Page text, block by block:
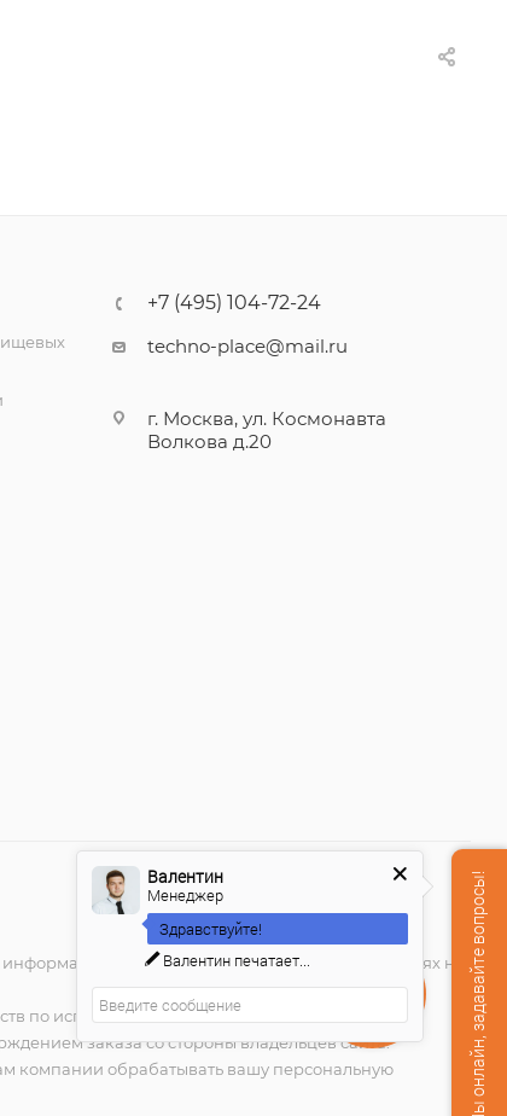
+7 (495) 104-72-24
techno-place@mail.ru
г. Москва, ул. Космонавта
Волкова д.20
характер и ни при каких условиях не
по исполнению заказа. Присланное по e-mail
заказа со стороны владельцев сайта.
компании обрабатывать вашу персональную
Закажите
Мы онлайн, задавайте вопросы!
Валентин
Менеджер
Здравствуйте!
Валентин печатает...